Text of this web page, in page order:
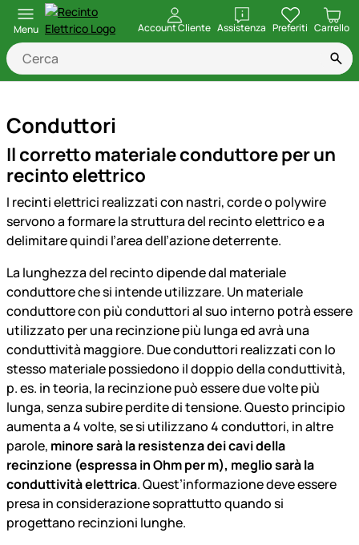
Menu Account Cliente Assistenza
apri Preferiti Carrello
Conduttori
Il corretto materiale conduttore per un
recinto elettrico
I recinti elettrici realizzati con nastri, corde o polywire
servono a formare la struttura del recinto elettrico e a
delimitare quindi l’area dell’azione deterrente.
La lunghezza del recinto dipende dal materiale
conduttore che si intende utilizzare. Un materiale
conduttore con più conduttori al suo interno potrà essere
utilizzato per una recinzione più lunga ed avrà una
conduttività maggiore. Due conduttori realizzati con lo
stesso materiale possiedono il doppio della conduttività,
p. es. in teoria, la recinzione può essere due volte più
lunga, senza subire perdite di tensione. Questo principio
aumenta a 4 volte, se si utilizzano 4 conduttori, in altre
parole, minore sarà la resistenza dei cavi della
recinzione (espressa in Ohm per m), meglio sarà la
conduttività elettrica. Quest’informazione deve essere
presa in considerazione soprattutto quando si
progettano recinzioni lunghe.